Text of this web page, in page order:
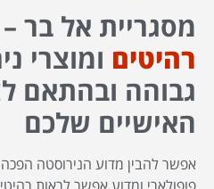
מסגריית אל בר –
רהיטים ומוצרי
גבוהה ובהתאם
האישיים שלכם
אפשר להבין מדוע הנירוסטה